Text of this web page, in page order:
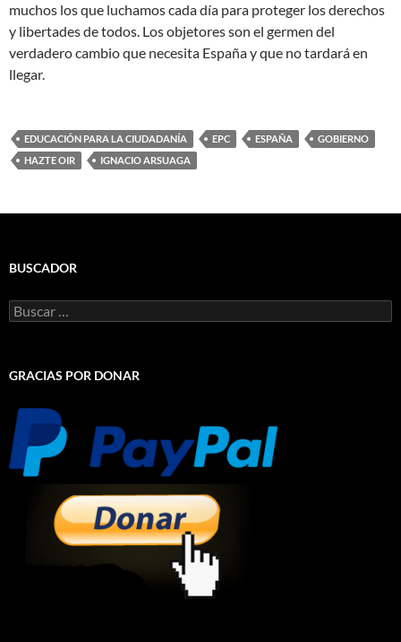
muchos los que luchamos cada día para proteger los derechos
y libertades de todos. Los objetores son el germen del
verdadero cambio que necesita España y que no tardará en
llegar.
EDUCACIÓN PARA LA CIUDADANÍA EPC ESPAÑA
GOBIERNO
HAZTE OIR
IGNACIO ARSUAGA
BUSCADOR
Buscar:
GRACIAS POR DONAR